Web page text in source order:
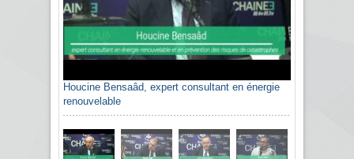
Houcine Bensaâd, expert consultant en énergie
renouvelable